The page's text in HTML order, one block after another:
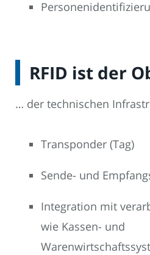
RFID ist der
… der technischen
Transponder (Tag)
Sende- und
Integration mit
wie Kassen- und